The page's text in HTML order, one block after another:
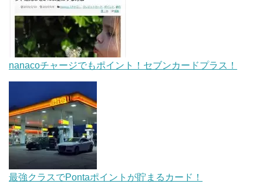
nanacoチャージでもポイント！セブンカードプラス！
最強クラスでPontaポイントが貯まるカード！